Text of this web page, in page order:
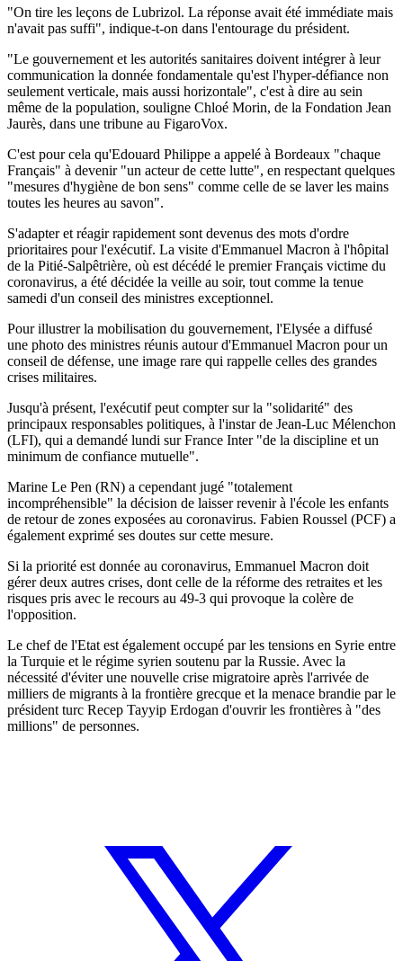
"On tire les leçons de Lubrizol. La réponse avait été immédiate mais
n'avait pas suffi", indique-t-on dans l'entourage du président.
"Le gouvernement et les autorités sanitaires doivent intégrer à leur
communication la donnée fondamentale qu'est l'hyper-défiance non
seulement verticale, mais aussi horizontale", c'est à dire au sein
même de la population, souligne Chloé Morin, de la Fondation Jean
Jaurès, dans une tribune au FigaroVox.
C'est pour cela qu'Edouard Philippe a appelé à Bordeaux "chaque
Français" à devenir "un acteur de cette lutte", en respectant quelques
"mesures d'hygiène de bon sens" comme celle de se laver les mains
toutes les heures au savon".
S'adapter et réagir rapidement sont devenus des mots d'ordre
prioritaires pour l'exécutif. La visite d'Emmanuel Macron à l'hôpital
de la Pitié-Salpêtrière, où est décédé le premier Français victime du
coronavirus, a été décidée la veille au soir, tout comme la tenue
samedi d'un conseil des ministres exceptionnel.
Pour illustrer la mobilisation du gouvernement, l'Elysée a diffusé
une photo des ministres réunis autour d'Emmanuel Macron pour un
conseil de défense, une image rare qui rappelle celles des grandes
crises militaires.
Jusqu'à présent, l'exécutif peut compter sur la "solidarité" des
principaux responsables politiques, à l'instar de Jean-Luc Mélenchon
(LFI), qui a demandé lundi sur France Inter "de la discipline et un
minimum de confiance mutuelle".
Marine Le Pen (RN) a cependant jugé "totalement
incompréhensible" la décision de laisser revenir à l'école les enfants
de retour de zones exposées au coronavirus. Fabien Roussel (PCF) a
également exprimé ses doutes sur cette mesure.
Si la priorité est donnée au coronavirus, Emmanuel Macron doit
gérer deux autres crises, dont celle de la réforme des retraites et les
risques pris avec le recours au 49-3 qui provoque la colère de
l'opposition.
Le chef de l'Etat est également occupé par les tensions en Syrie entre
la Turquie et le régime syrien soutenu par la Russie. Avec la
nécessité d'éviter une nouvelle crise migratoire après l'arrivée de
milliers de migrants à la frontière grecque et la menace brandie par le
président turc Recep Tayyip Erdogan d'ouvrir les frontières à "des
millions" de personnes.